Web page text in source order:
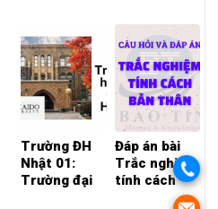
Trường ĐH
Nhật 01:
Trường đại
Đáp án bài
Trắc nghiệm
tính cách